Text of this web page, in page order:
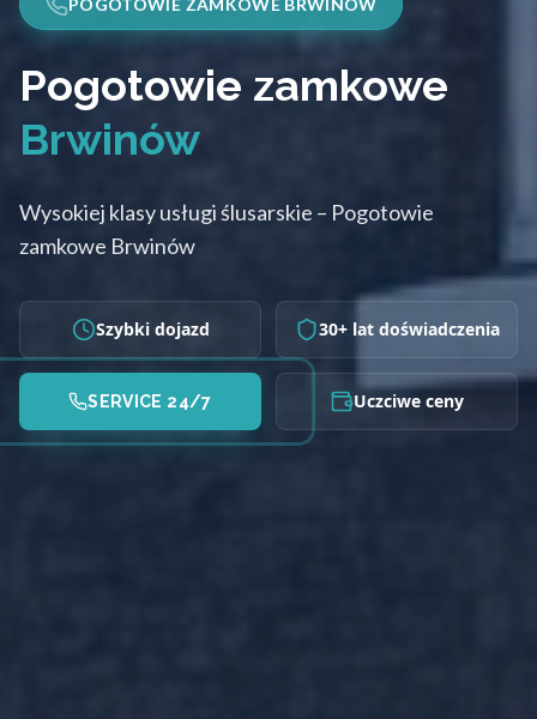
Pogotowie zamkowe
Brwinów
Wysokiej klasy usługi ślusarskie – Pogotowie
zamkowe Brwinów
Szybki dojazd 30+ lat doświadczenia
SERVICE 24/7 Uczciwe ceny